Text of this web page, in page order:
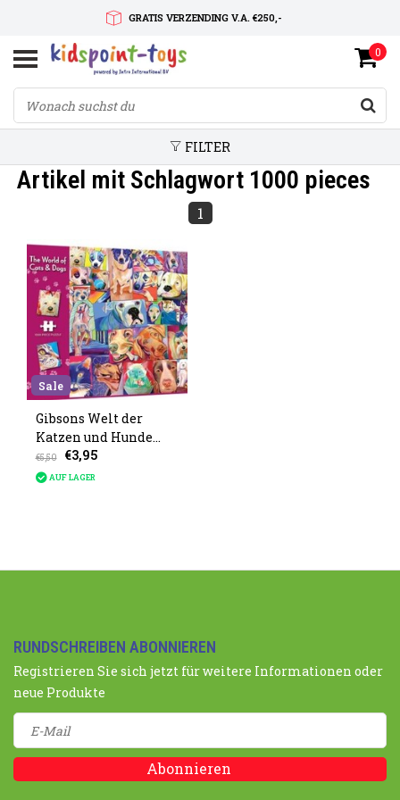
GRATIS VERZENDING V.A. €250,-
SNELLE LEVERTIJD
SERVICE OP MAAT
0
FILTER
Artikel mit Schlagwort 1000 pieces
1
Sale
Gibsons Welt der
Katzen und Hunde
1.000 Teile
€5,50 €3,95
AUF LAGER
RUNDSCHREIBEN ABONNIEREN
Registrieren Sie sich jetzt für weitere Informationen oder
neue Produkte
Abonnieren